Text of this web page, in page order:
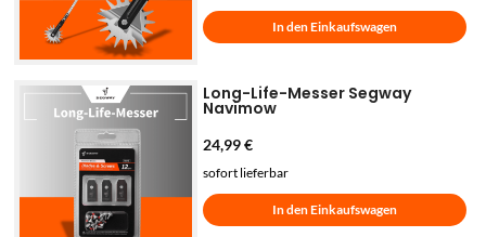
In den Einkaufswagen
Long-Life-Messer Segway
Navimow
24,99€
sofort lieferbar
In den Einkaufswagen